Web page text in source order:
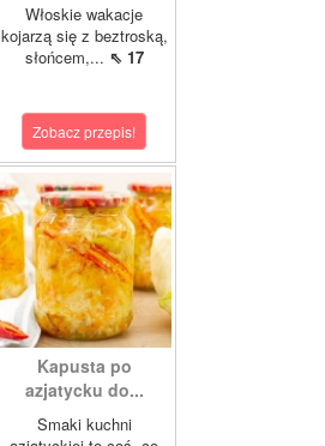
Włoskie wakacje
kojarzą się z beztroską,
słońcem,... ⇖ 17
Zobacz przepis!
Kapusta po
azjatycku do...
Smaki kuchni